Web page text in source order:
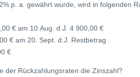
p. a. gewährt wurde, wird in folgenden
€ am 10.Aug. d.J. 4 900,00 €
€ am 20. Sept. d.J. Restbetrag
€
der Rückzahlungsraten die Zinszahl?